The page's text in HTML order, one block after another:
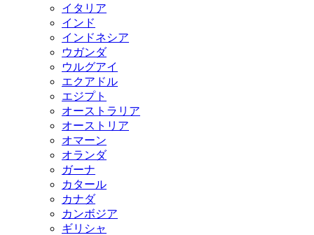
イタリア
インド
インドネシア
ウガンダ
ウルグアイ
エクアドル
エジプト
オーストラリア
オーストリア
オマーン
オランダ
ガーナ
カタール
カナダ
カンボジア
ギリシャ